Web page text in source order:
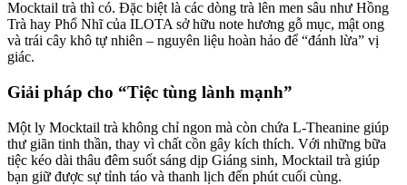
Mocktail trà thì có. Đặc biệt là các dòng trà lên men sâu như Hồng
Trà hay Phổ Nhĩ của ILOTA sở hữu note hương gỗ mục, mật ong
và trái cây khô tự nhiên – nguyên liệu hoàn hảo để “đánh lừa” vị
giác.
Giải pháp cho “Tiệc tùng lành mạnh”
Một ly Mocktail trà không chỉ ngon mà còn chứa L-Theanine giúp
thư giãn tinh thần, thay vì chất cồn gây kích thích. Với những bữa
tiệc kéo dài thâu đêm suốt sáng dịp Giáng sinh, Mocktail trà giúp
bạn giữ được sự tỉnh táo và thanh lịch đến phút cuối cùng.